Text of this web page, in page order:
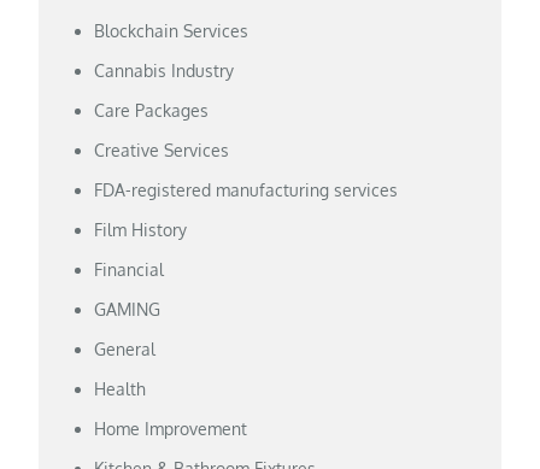
Blockchain Services
Cannabis Industry
Care Packages
Creative Services
FDA-registered manufacturing services
Film History
Financial
GAMING
General
Health
Home Improvement